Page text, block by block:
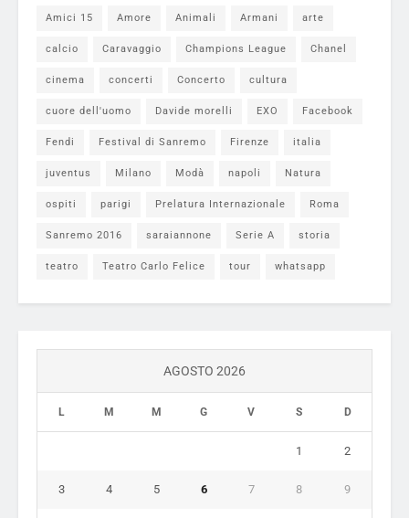
Amici 15 Amore Animali Armani arte
calcio Caravaggio Champions League Chanel
cinema concerti Concerto cultura
cuore dell'uomo Davide morelli EXO Facebook
Fendi Festival di Sanremo Firenze italia
juventus Milano Modà napoli Natura
ospiti parigi Prelatura Internazionale Roma
Sanremo 2016 saraiannone Serie A storia
teatro Teatro Carlo Felice tour whatsapp
AGOSTO 2026
L M M G V S D
1 2
3 4 5 6 7 8 9